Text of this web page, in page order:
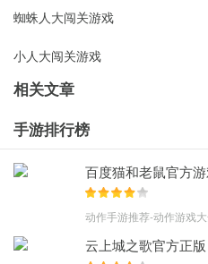
游戏亮点
每个关卡中场景的设计都是不一
困难性；
游戏非常精彩，在向上跳跃的过
速击败敌人。
游戏中的小名人总是会移动和换位
游戏玩法很简单。玩家需要向其
游戏里有很多道具可以帮你追小
蜘蛛人大闯关游戏
小人大闯关游戏
相关文章
手游排行榜
百度猫和老鼠官方
动作手游推荐-动作游戏
云上城之歌官方正版